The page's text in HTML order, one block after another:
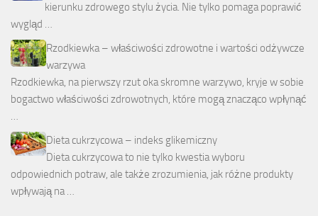
kierunku zdrowego stylu życia. Nie tylko pomaga poprawić
wygląd …
Rzodkiewka – właściwości zdrowotne i wartości odżywcze
warzywa
Rzodkiewka, na pierwszy rzut oka skromne warzywo, kryje w sobie
bogactwo właściwości zdrowotnych, które mogą znacząco wpłynąć
…
Dieta cukrzycowa – indeks glikemiczny
Dieta cukrzycowa to nie tylko kwestia wyboru
odpowiednich potraw, ale także zrozumienia, jak różne produkty
wpływają na …